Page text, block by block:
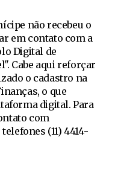
não recebeu o
em contato com a
Digital de
Cabe aqui reforçar
o cadastro na
o que
digital. Para
com
(11) 4414-